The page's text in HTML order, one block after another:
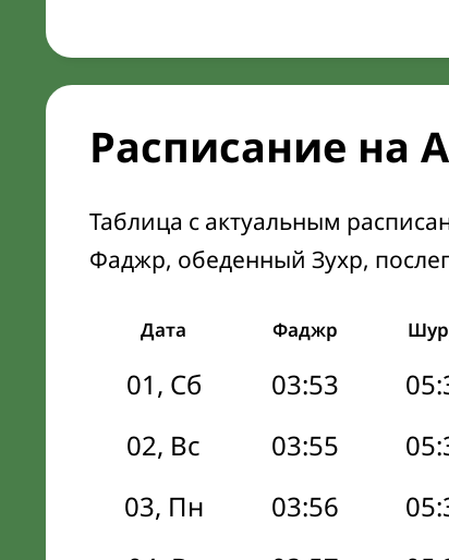
Расписание на
Таблица с актуальным
Фаджр, обеденный Зухр,
Дата Фаджр
01, Сб 03:53
02, Вс
03:55
03, Пн
03:56